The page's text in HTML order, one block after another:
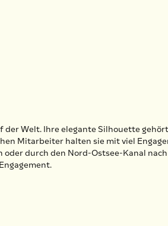
der Welt. Ihre elegante Silhouette
Mitarbeiter halten sie mit viel
durch den Nord-Ostsee-Kanal